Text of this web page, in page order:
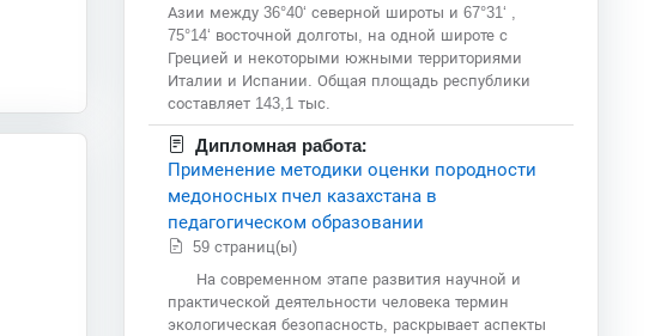
Азии между 36°40‘ северной широты и 67°31‘ ,
75°14‘ восточной долготы, на одной широте с
Грецией и некоторыми южными территориями
Италии и Испании. Общая площадь республики
составляет 143,1 тыс.
Дипломная работа:
Применение методики оценки породности
медоносных пчел казахстана в
педагогическом образовании
59 страниц(ы)
На современном этапе развития научной и
практической деятельности человека термин
экологическая безопасность, раскрывает аспекты